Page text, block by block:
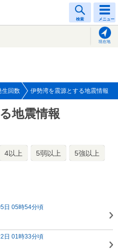
検索 メニュー
現在地
生回数 伊勢湾を震源とする地震情報
地震情報
4以上 5弱以上 5強以上
日 05時54分頃
日 01時33分頃